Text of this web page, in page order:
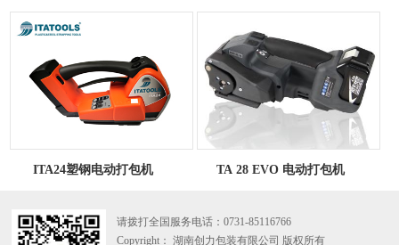
ITA24塑钢电动打包机 TA 28 EVO 电动打包机
请拨打全国服务电话：0731-85116766
Copyright： 湖南创力包装有限公司 版权所有